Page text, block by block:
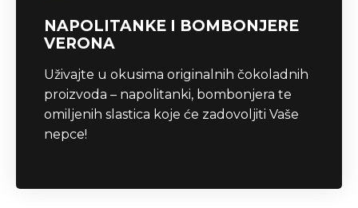
NAPOLITANKE I BOMBONJERE
VERONA
Uživajte u okusima originalnih čokoladnih
proizvoda – napolitanki, bombonjera te
omiljenih slastica koje će zadovoljiti Vaše
nepce!